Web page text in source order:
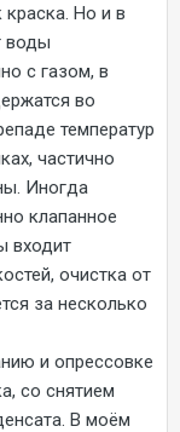
Но и в
воды
с газом, в
во
температур
частично
Иногда
клапанное
входит
очистка от
за несколько
и опрессовке
со снятием
В моём